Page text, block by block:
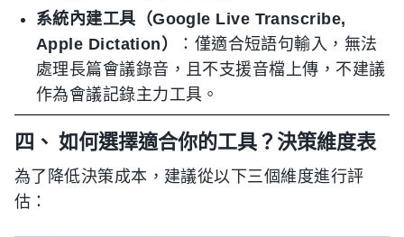
系統內建工具（Google Live Transcribe,
Apple Dictation）
：僅適合短語句輸入，無法
處理長篇會議錄音，且不支援音檔上傳，不建議
作為會議記錄主力工具。
四、 如何選擇適合你的工具？決策維度表
為了降低決策成本，建議從以下三個維度進行評
估：